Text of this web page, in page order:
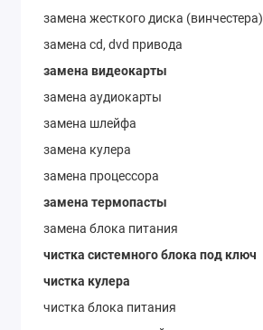
замена жесткого диска (винчестера)
замена cd, dvd привода
замена видеокарты
замена аудиокарты
замена шлейфа
замена кулера
замена процессора
замена термопасты
замена блока питания
чистка системного блока под ключ
чистка кулера
чистка блока питания